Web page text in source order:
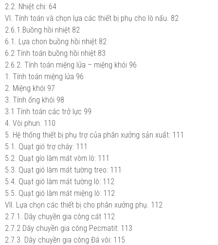
2.2. Nhiệt chi: 64
VI. Tính toán và chọn lựa các thiết bị phụ cho lò nấu. 82
2.6.1.Buồng hồi nhiệt 82
6.1. Lựa chon buồng hồi nhiệt 82
6.2 Tính toán buồng hồi nhiệt 83
2.6.2. Tính toán miệng lửa – miệng khói 96
1. Tính toán miệng lửa 96
2. Miệng khói 97
3. Tính ống khói 98
3.1 Tính toán các trở lực 99
4. Vòi phun. 110
5. Hệ thống thiết bị phụ trợ của phân xưởng sản xuất: 111
5.1. Quạt gió trợ cháy: 111
5.2. Quạt gío làm mát vòm lò: 111
5.3. Quạt gió làm mát tường treo: 111
5.4. Quạt gió làm mát tường lò: 112
5.5. Quạt gió làm mát miệng lò: 112
VII. Lựa chọn các thiết bị cho phân xưởng phụ. 112
2.7.1. Dây chuyền gia công cát 112
2.7.2 Dây chuyền gia công Pecmatit: 113
2.7.3. Dây chuyền gia công Đá vôi: 115